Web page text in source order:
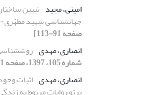
امینی، مجید تبیین
جهان‎شناسی شهید مطهّری+
صفحه 91-113]
انصاری، مهدی روش‎شناسی کلامی شهید ثانی
شماره 105، 1397، صفحه 151-174]
انصاری، مهدی اثبات
پرتو روایات مربوط به